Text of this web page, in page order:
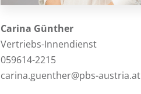
Carina Günther
Vertriebs-Innendienst
059614-2215
carina.guenther@pbs-austria.at